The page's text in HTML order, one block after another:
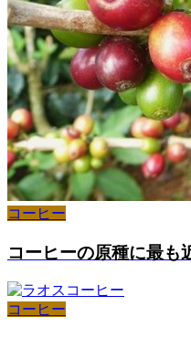
コーヒー
コーヒーの原種に最も
コーヒー